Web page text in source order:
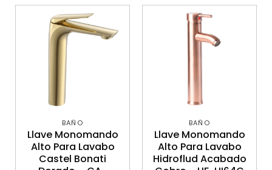
BAÑO
Llave Monomando
Alto Para Lavabo
Castel Bonati
BAÑO
Llave Monomando
Alto Para Lavabo
Hidroflud Acabado